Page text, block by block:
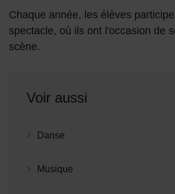
Chaque année, les élèves
spectacle, où ils ont l'occasion de
scène.
Voir aussi
Danse
Musique